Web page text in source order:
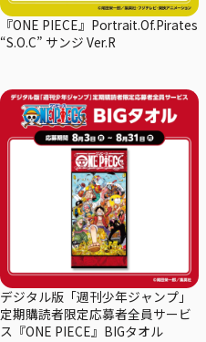
『ONE PIECE』Portrait.Of.Pirates
“S.O.C” サンジ Ver.R
デジタル版「週刊少年ジャンプ」
定期購読者限定応募者全員サービ
ス『ONE PIECE』BIGタオル